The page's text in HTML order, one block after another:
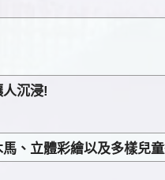
沉浸!
、立體彩繪以及多樣兒